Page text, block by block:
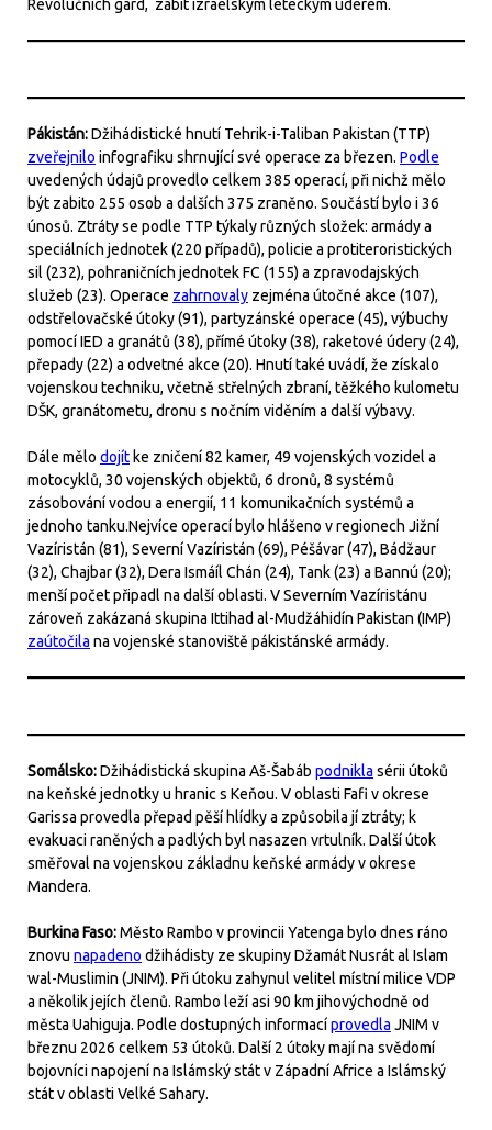
Revolučních gard, zabit izraelským leteckým úderem.
Pákistán:Džihádistické hnutí Tehrik-i-Taliban Pakistan (TTP)
zveřejnilo infografiku shrnující své operace za březen. Podle
uvedených údajů provedlo celkem 385 operací, při nichž mělo
být zabito 255 osob a dalších 375 zraněno. Součástí bylo i 36
únosů. Ztráty se podle TTP týkaly různých složek: armády a
speciálních jednotek (220 případů), policie a protiteroristických
sil (232), pohraničních jednotek FC (155) a zpravodajských
služeb (23). Operace zahrnovaly zejména útočné akce (107),
odstřelovačské útoky (91), partyzánské operace (45), výbuchy
pomocí IED a granátů (38), přímé útoky (38), raketové údery (24),
přepady (22) a odvetné akce (20). Hnutí také uvádí, že získalo
vojenskou techniku, včetně střelných zbraní, těžkého kulometu
DŠK, granátometu, dronu s nočním viděním a další výbavy.
Dále mělo dojít ke zničení 82 kamer, 49 vojenských vozidel a
motocyklů, 30 vojenských objektů, 6 dronů, 8 systémů
zásobování vodou a energií, 11 komunikačních systémů a
jednoho tanku.Nejvíce operací bylo hlášeno v regionech Jižní
Vazíristán (81), Severní Vazíristán (69), Péšávar (47), Bádžaur
(32), Chajbar (32), Dera Ismáíl Chán (24), Tank (23) a Bannú (20);
menší počet připadl na další oblasti. V Severním Vazíristánu
zároveň zakázaná skupina Ittihad al-Mudžáhidín Pakistan (IMP)
zaútočila na vojenské stanoviště pákistánské armády.
Somálsko:Džihádistická skupina Aš-Šabáb podnikla sérii útoků
na keňské jednotky u hranic s Keňou. V oblasti Fafi v okrese
Garissa provedla přepad pěší hlídky a způsobila jí ztráty; k
evakuaci raněných a padlých byl nasazen vrtulník. Další útok
směřoval na vojenskou základnu keňské armády v okrese
Mandera.
Burkina Faso:Město Rambo v provincii Yatenga bylo dnes ráno
znovu napadeno džihádisty ze skupiny Džamát Nusrát al Islam
wal-Muslimin (JNIM). Při útoku zahynul velitel místní milice VDP
a několik jejích členů. Rambo leží asi 90 km jihovýchodně od
města Uahiguja. Podle dostupných informacíprovedla JNIM v
březnu 2026 celkem 53 útoků. Další 2 útoky mají na svědomí
bojovníci napojení na Islámský stát v Západní Africe a Islámský
stát v oblasti Velké Sahary.